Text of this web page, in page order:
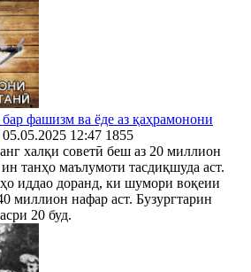
фашизм ва ёде аз қаҳрамонони
05.05.2025 12:47 1855
халқи советӣ беш аз 20 миллион
танҳо маълумоти тасдиқшуда аст.
иддао доранд, ки шумори воқеии
миллион нафар аст. Бузургтарин
20 буд.